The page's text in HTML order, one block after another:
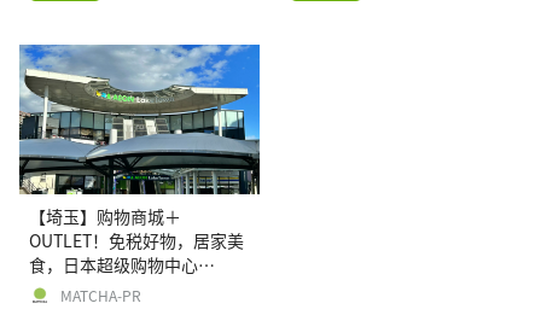
【埼玉】购物商城＋
OUTLET！免税好物，居家美
食，日本超级购物中心
【AEON Lake Town】欢迎您
MATCHA-PR